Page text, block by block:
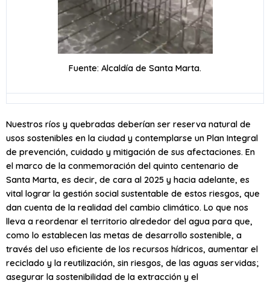
Fuente: Alcaldía de Santa Marta.
Nuestros ríos y quebradas deberían ser reserva natural de
usos sostenibles en la ciudad y contemplarse un Plan Integral
de prevención, cuidado y mitigación de sus afectaciones. En
el marco de la conmemoración del quinto centenario de
Santa Marta, es decir, de cara al 2025 y hacia adelante, es
vital lograr la gestión social sustentable de estos riesgos, que
dan cuenta de la realidad del cambio climático. Lo que nos
lleva a reordenar el territorio alrededor del agua para que,
como lo establecen las metas de desarrollo sostenible, a
través del uso eficiente de los recursos hídricos, aumentar el
reciclado y la reutilización, sin riesgos, de las aguas servidas;
asegurar la sostenibilidad de la extracción y el